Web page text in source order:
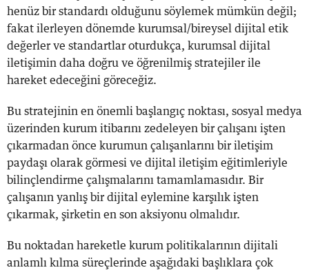
henüz bir standardı olduğunu söylemek mümkün değil;
fakat ilerleyen dönemde kurumsal/bireysel dijital etik
değerler ve standartlar oturdukça, kurumsal dijital
iletişimin daha doğru ve öğrenilmiş stratejiler ile
hareket edeceğini göreceğiz.
Bu stratejinin en önemli başlangıç noktası, sosyal medya
üzerinden kurum itibarını zedeleyen bir çalışanı işten
çıkarmadan önce kurumun çalışanlarını bir iletişim
paydaşı olarak görmesi ve dijital iletişim eğitimleriyle
bilinçlendirme çalışmalarını tamamlamasıdır. Bir
çalışanın yanlış bir dijital eylemine karşılık işten
çıkarmak, şirketin en son aksiyonu olmalıdır.
Bu noktadan hareketle kurum politikalarının dijitali
anlamlı kılma süreçlerinde aşağıdaki başlıklara çok